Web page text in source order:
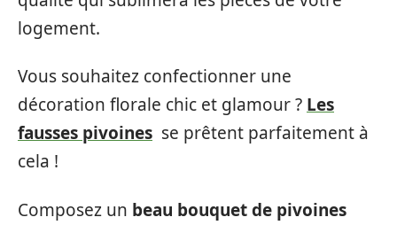
logement.
Vous souhaitez confectionner une
décoration florale chic et glamour ? Les
fausses pivoines se prêtent parfaitement à
cela !
Composez un beau bouquet de pivoines